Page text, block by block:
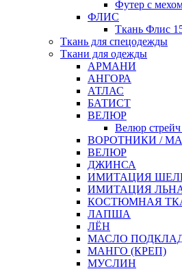
Футер с
ФЛИС
Ткань Флис
Ткань для спецодежды
Ткани для одежды
АРМАНИ
АНГОРА
АТЛАС
БАТИСТ
ВЕЛЮР
Велюр
ВОРОТНИКИ /
ВЕЛЮР
ДЖИНСА
ИМИТАЦИЯ
ИМИТАЦИЯ
КОСТЮМНАЯ
ЛАПША
ЛЁН
МАСЛО
МАНГО (КРЕП)
МУСЛИН